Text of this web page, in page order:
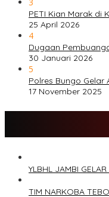
PETI Kian Marak di
25 April 2026
4
Dugaan
30 Januari 2026
5
Polres Bungo Gelar
17 November 2025
YLBHL JAMBI
TIM NARKOBA